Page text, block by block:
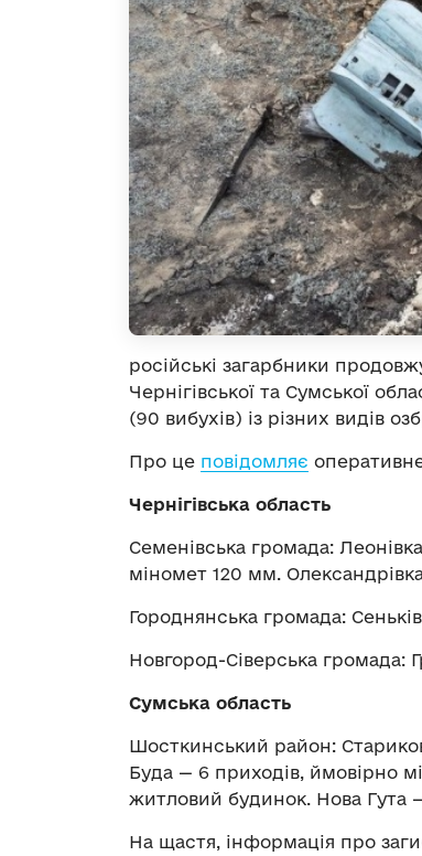
російські загарбники
Чернігівської та Сумської
(90 вибухів) із різних видів
Про це повідомляє
Чернігівська область
Семенівська громада:
міномет 120 мм.
Городнянська громада:
Новгород-Сіверська громада:
Сумська область
Шосткинський район:
Буда — 6 приходів, ймовірно
житловий будинок. Нова Гута
На щастя, інформація про